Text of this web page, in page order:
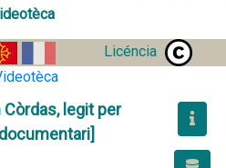
Licéncia
Còrdas, legit per